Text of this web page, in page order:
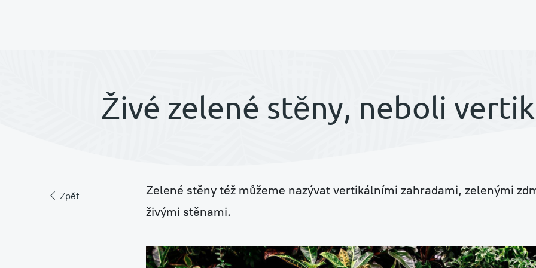
Jungle Raketa
Zelená atria Jungle House
Živé zelené stěny, neboli
Zpět
Zelené stěny též můžeme nazývat vertikálními zahradami, zelenými
živými stěnami.